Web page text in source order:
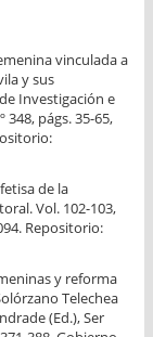
vinculada a
y sus
Investigación e
348, págs. 35-65,
de la
Vol. 102-103,
Repositorio:
y reforma
Telechea
(Ed.), Ser